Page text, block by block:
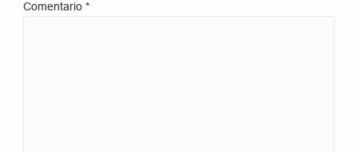
Comentario*